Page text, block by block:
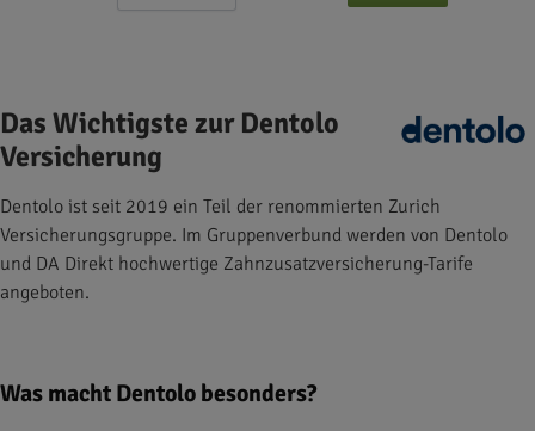
Das Wichtigste zur Dentolo
Versicherung
Dentolo ist seit 2019 ein Teil der renommierten Zurich
Versicherungsgruppe. Im Gruppenverbund werden von Dentolo
und DA Direkt hochwertige Zahnzusatzversicherung-Tarife
angeboten.
Was macht Dentolo besonders?